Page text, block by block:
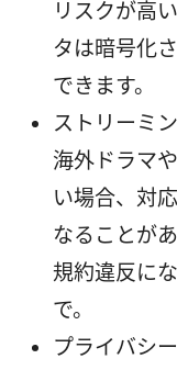
リスクが高
タは暗号化
できます。
ストリーミ
海外ドラマ
い場合、対
なることが
規約違反に
で。
プライバシ